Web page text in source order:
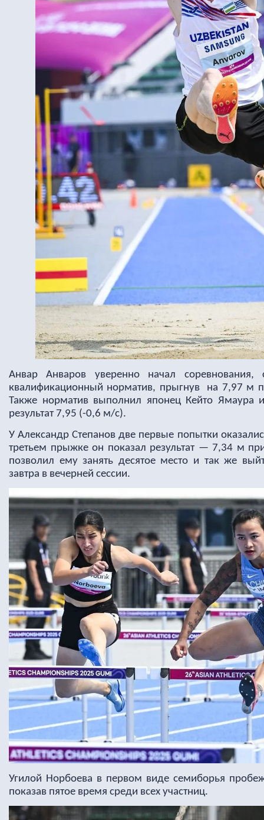
Анвар Анваров уверенно начал
квалификационный норматив, прыгнув на 7,97 м
Также норматив выполнил японец Кейто Ямаура
результат 7,95 (-0,6 м/с).
У Александр Степанов две первые попытки
третьем прыжке он показал результат — 7,34 м
позволил ему занять десятое место и так же
завтра в вечерней сессии.
Угилой Норбоева в первом виде семиборья
показав пятое время среди всех участниц.